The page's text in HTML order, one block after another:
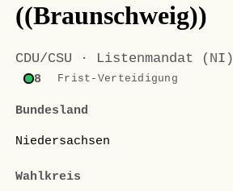
((Braunschweig))
CDU/CSU · Listenmandat (NI)
8 Frist-Verteidigung
Bundesland
Niedersachsen
Wahlkreis